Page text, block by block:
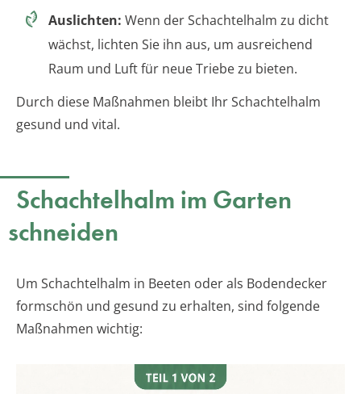
Auslichten: Wenn der Schachtelhalm zu dicht
wächst, lichten Sie ihn aus, um ausreichend
Raum und Luft für neue Triebe zu bieten.
Durch diese Maßnahmen bleibt Ihr Schachtelhalm
gesund und vital.
Schachtelhalm im Garten
schneiden
Um Schachtelhalm in Beeten oder als Bodendecker
formschön und gesund zu erhalten, sind folgende
Maßnahmen wichtig: